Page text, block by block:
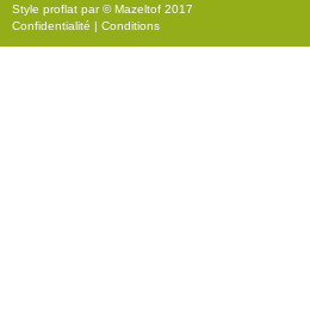
Style proflat par ©Mazeltof 2017
Confidentialité | Conditions